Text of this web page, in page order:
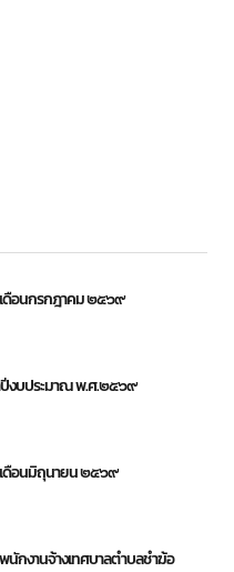
ดือนกรกฎาคม ๒๕๖๙
ปีงบประมาณ พ.ศ.๒๕๖๙
ดือนมิถุนายน ๒๕๖๙
นักงานจ้างเทศบาลตำบลชำฆ้อ